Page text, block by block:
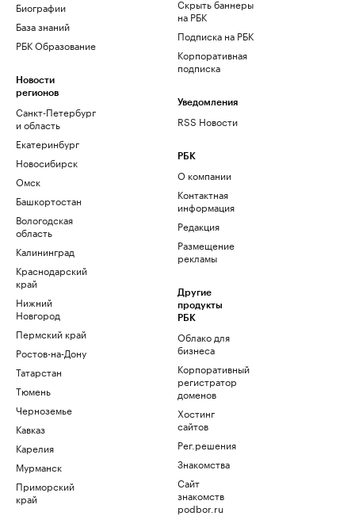
Биографии
База знаний
РБК Образование
Новости
регионов
Санкт-Петербург
и область
Екатеринбург
Новосибирск
Омск
Башкортостан
Вологодская
область
Калининград
Краснодарский
край
Нижний
Новгород
Пермский край
Ростов-на-Дону
Татарстан
Тюмень
Черноземье
Кавказ
Карелия
Мурманск
Приморский
край
Скрыть баннеры
на РБК
Подписка на РБК
Корпоративная
подписка
Уведомления
RSS Новости
РБК
О компании
Контактная
информация
Редакция
Размещение
рекламы
Другие
продукты
РБК
Облако для
бизнеса
Корпоративный
регистратор
доменов
Хостинг
сайтов
Рег.решения
Знакомства
Сайт
знакомств
podbor.ru